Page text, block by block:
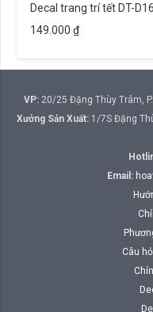
Decal trang trí tết DT-
149.000 ₫
VP:20/25 Đặng Thùy Trâm,
Xưởng Sản Xuất: 1/7S Đặng
Email:
Câu